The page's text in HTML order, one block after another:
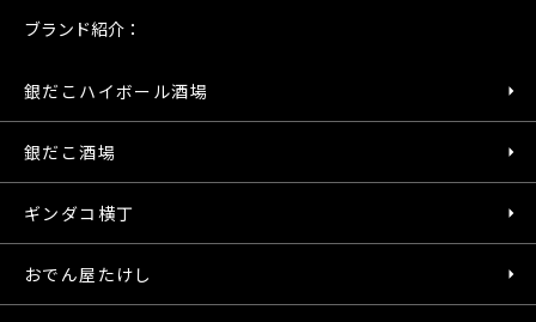
ブランド紹介：
銀だこハイボール酒場
銀だこ酒場
ギンダコ横丁
おでん屋たけし